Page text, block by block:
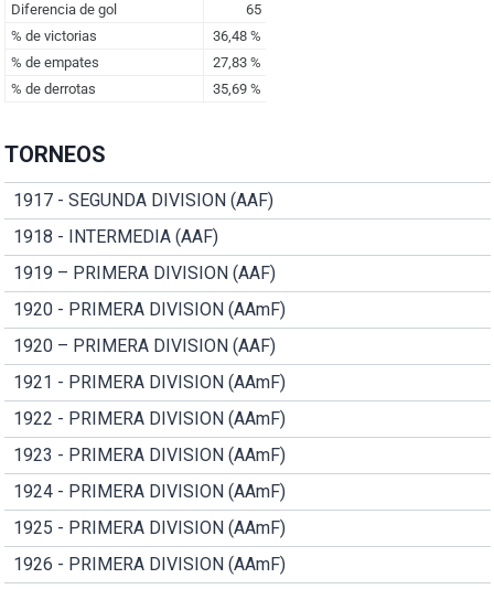
TORNEOS
1917 - SEGUNDA DIVISION (AAF)
1918 - INTERMEDIA (AAF)
1919 – PRIMERA DIVISION (AAF)
1920 - PRIMERA DIVISION (AAmF)
1920 – PRIMERA DIVISION (AAF)
1921 - PRIMERA DIVISION (AAmF)
1922 - PRIMERA DIVISION (AAmF)
1923 - PRIMERA DIVISION (AAmF)
1924 - PRIMERA DIVISION (AAmF)
1925 - PRIMERA DIVISION (AAmF)
1926 - PRIMERA DIVISION (AAmF)